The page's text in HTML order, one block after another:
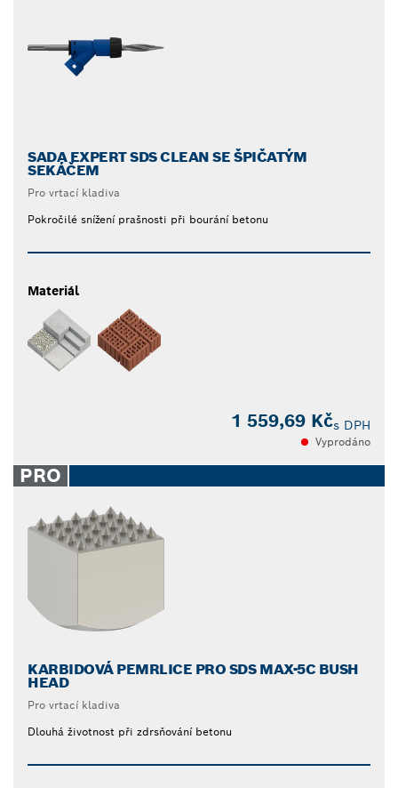
SADA EXPERT SDS CLEAN SE ŠPIČATÝM
SEKÁČEM
Pro vrtací kladiva
Pokročilé snížení prašnosti při bourání betonu
Materiál
1 559,69 Kčs DPH
Vyprodáno
PRO
KARBIDOVÁ PEMRLICE PRO SDS MAX-5C BUSH
HEAD
Pro vrtací kladiva
Dlouhá životnost při zdrsňování betonu